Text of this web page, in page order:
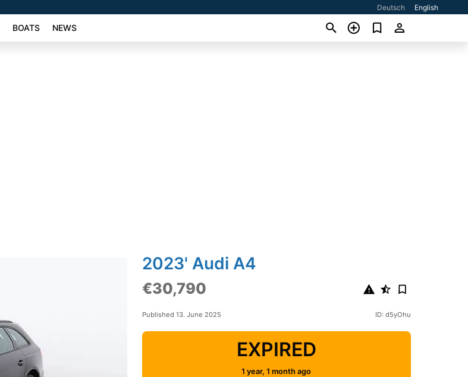
Deutsch English
BOATS NEWS
2023' Audi A4
€30,790
Published 13. June 2025 ID: d5yOhu
EXPIRED
1 year, 1 month ago